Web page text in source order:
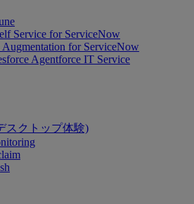
Service for ServiceNow
Augmentation for ServiceNow
Agentforce IT Service
スクトップ体験)